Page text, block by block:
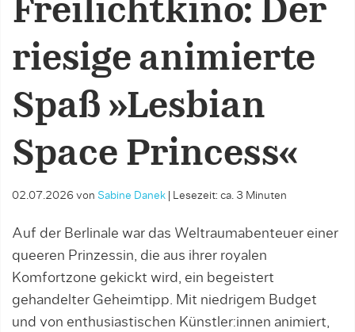
Freilichtkino: Der
riesige animierte
Spaß »Lesbian
Space Princess«
02.07.2026 von Sabine Danek Lesezeit: ca. 3 Minuten
Auf der Berlinale war das Weltraumabenteuer einer
queeren Prinzessin, die aus ihrer royalen
Komfortzone gekickt wird, ein begeistert
gehandelter Geheimtipp. Mit niedrigem Budget
und von enthusiastischen Künstler:innen animiert,